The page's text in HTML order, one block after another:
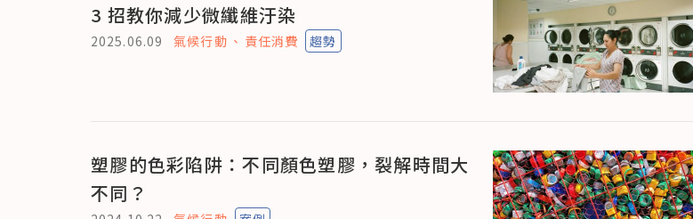
3 招教你減少微纖維汙染
2025.06.09 氣候行動 責任消費 趨勢
塑膠的色彩陷阱：不同顏色塑膠，裂解時間大
不同？